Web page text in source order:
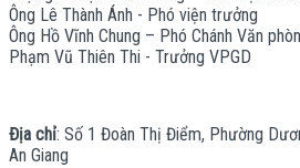
Ông Lê Thành Ánh - Phó viện trưởng
Ông Hồ Vĩnh Chung – Phó Chánh Văn
Phạm Vũ Thiên Thi - Trưởng VPGD
Địa chỉ: Số 1 Đoàn Thị Điểm, Phường
An Giang